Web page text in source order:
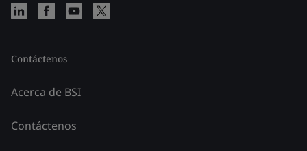
Contáctenos
Acerca de BSI
Contáctenos